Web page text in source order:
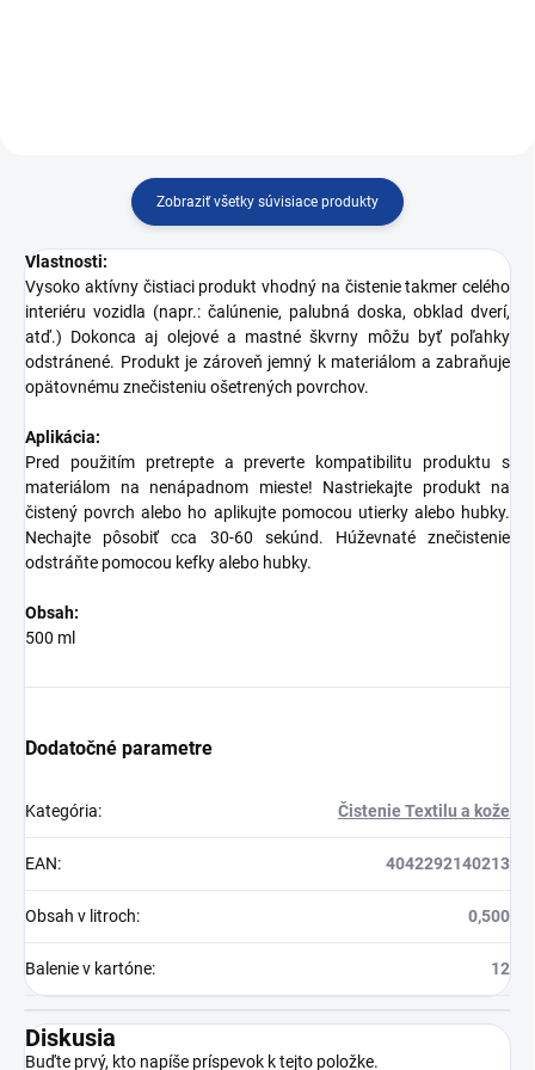
Zobraziť všetky súvisiace produkty
Vlastnosti:
Vysoko aktívny čistiaci produkt vhodný na čistenie takmer celého
interiéru vozidla (napr.: čalúnenie, palubná doska, obklad dverí,
atď.) Dokonca aj olejové a mastné škvrny môžu byť poľahky
odstránené. Produkt je zároveň jemný k materiálom a zabraňuje
opätovnému znečisteniu ošetrených povrchov.
Aplikácia:
Pred použitím pretrepte a preverte kompatibilitu produktu s
materiálom na nenápadnom mieste! Nastriekajte produkt na
čistený povrch alebo ho aplikujte pomocou utierky alebo hubky.
Nechajte pôsobiť cca 30-60 sekúnd. Húževnaté znečistenie
odstráňte pomocou kefky alebo hubky.
Obsah:
500 ml
Dodatočné parametre
Kategória: Čistenie Textilu a kože
EAN: 4042292140213
Obsah v litroch: 0,500
Balenie v kartóne: 12
Diskusia
Buďte prvý, kto napíše príspevok k tejto položke.